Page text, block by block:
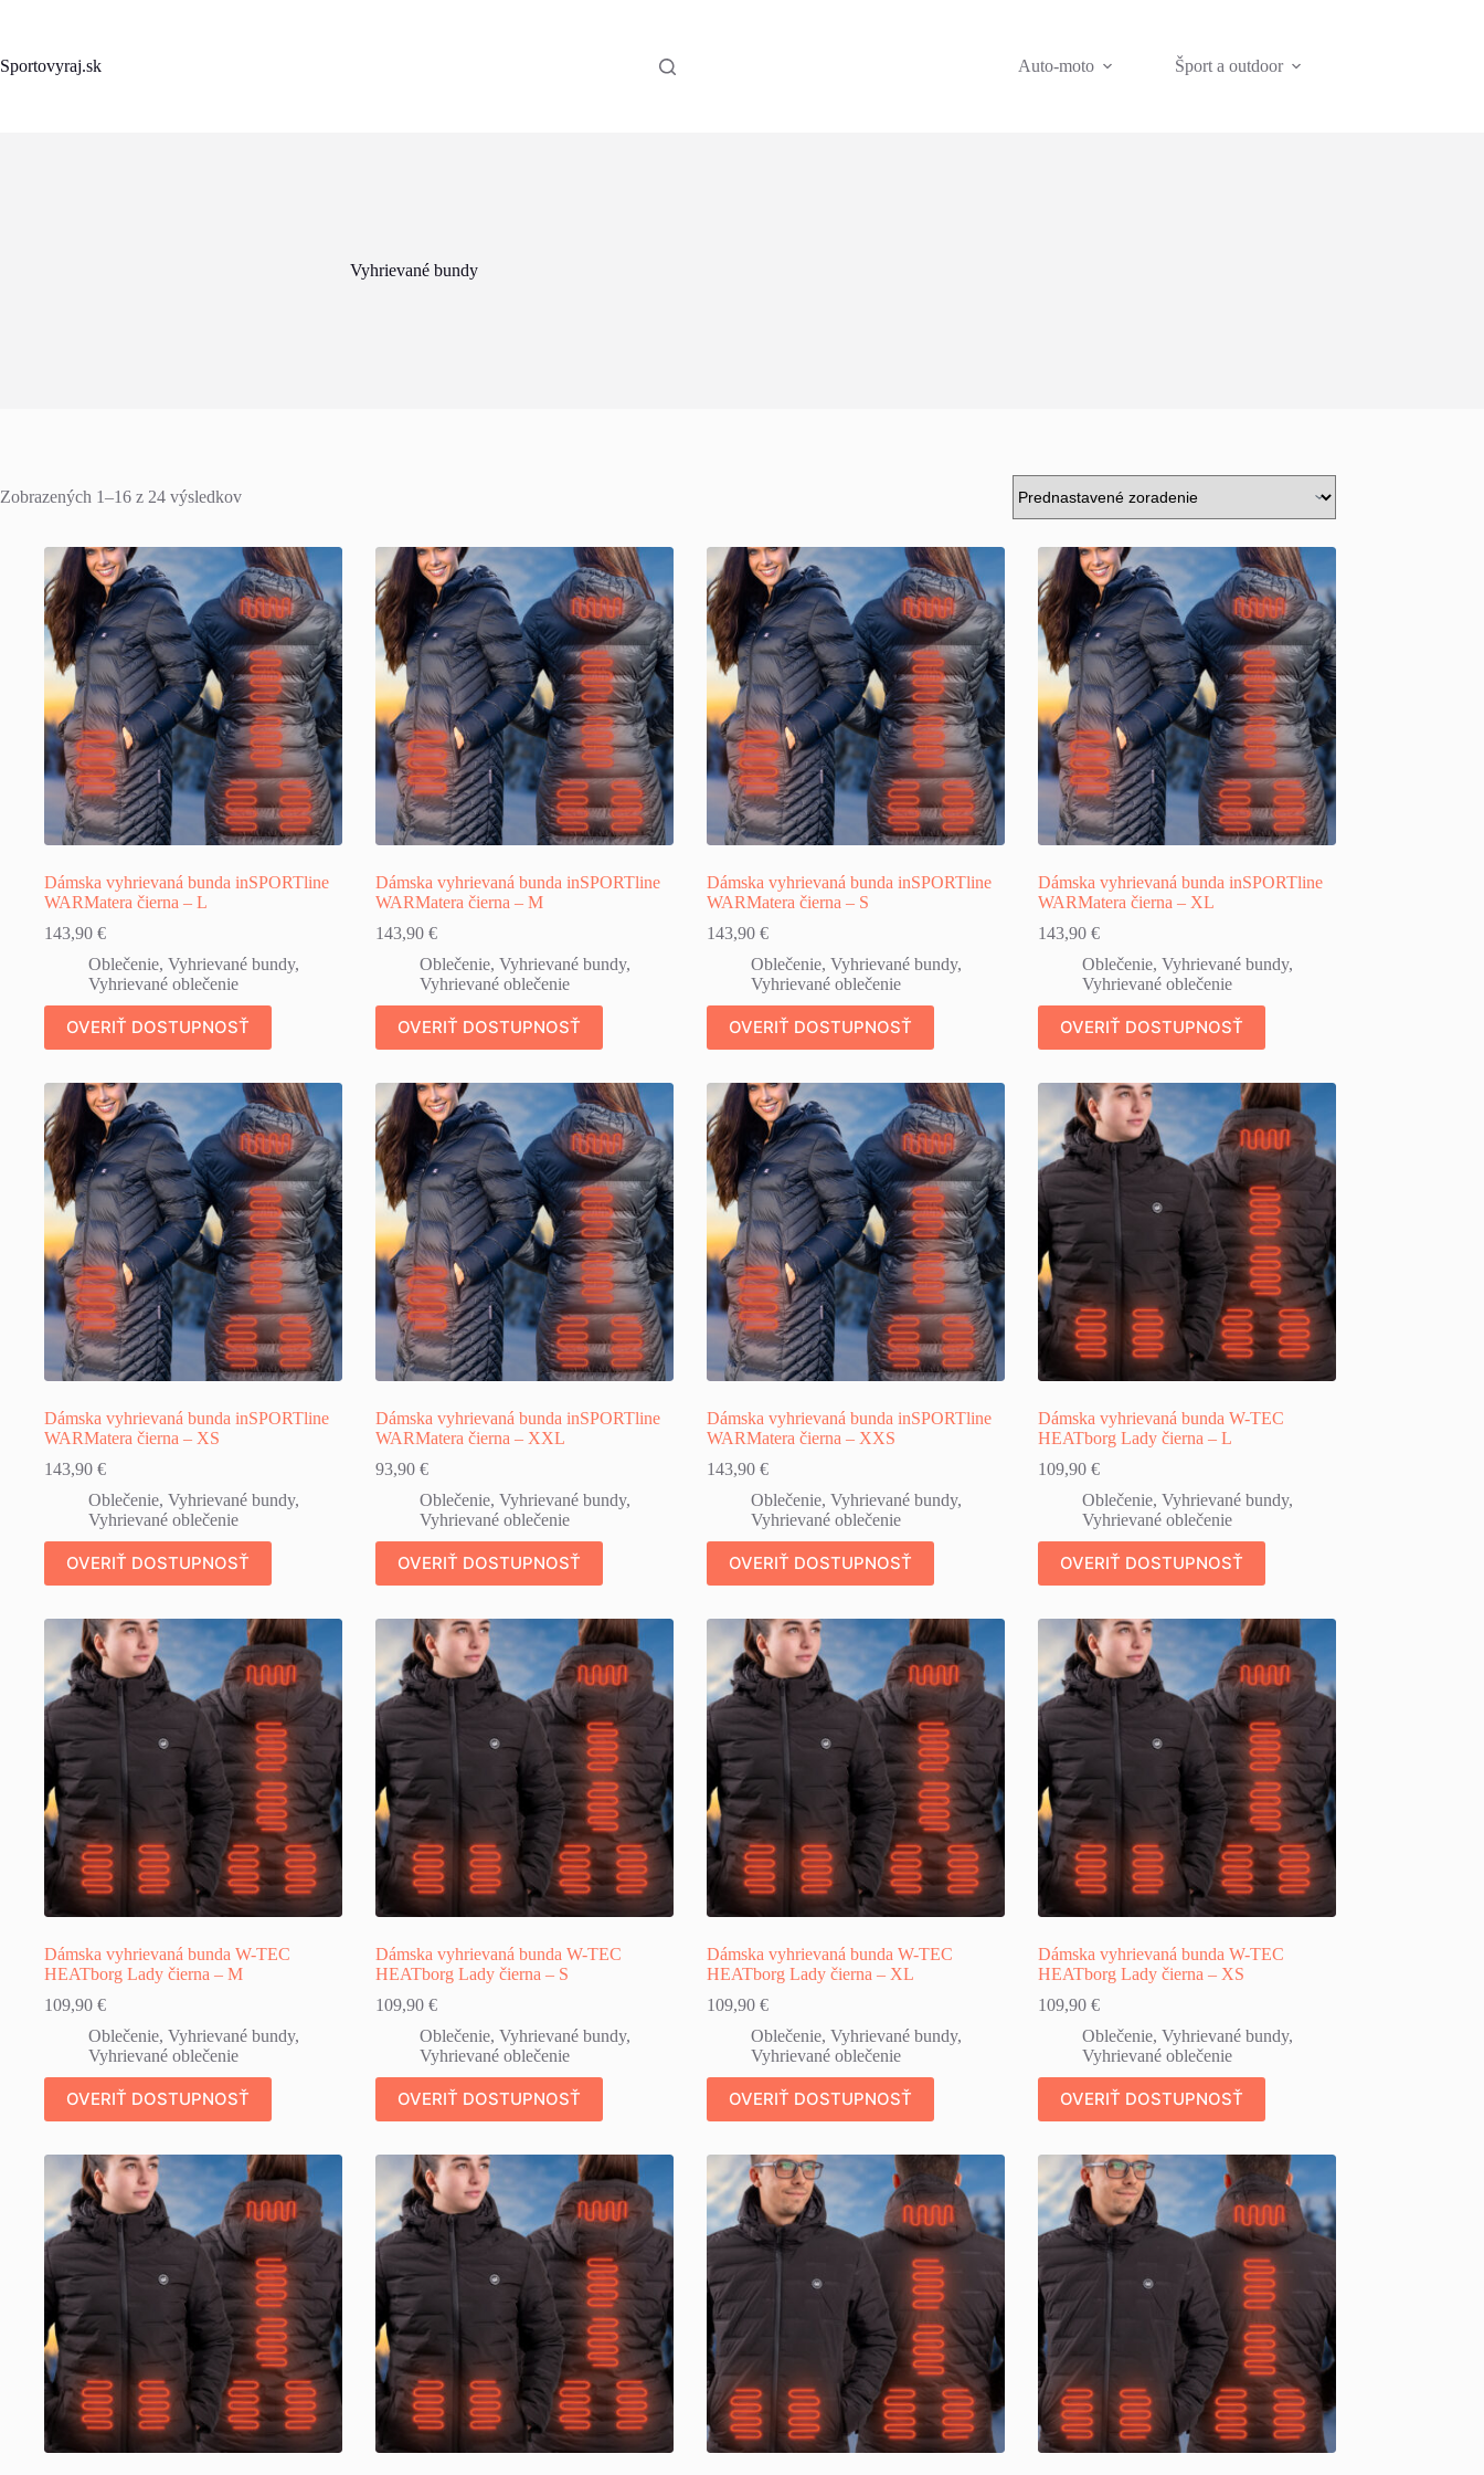
Sportovyraj.sk
Auto-moto Šport a outdoor
Vyhrievané bundy
Zobrazených 1–16 z 24 výsledkov
Dámska vyhrievaná bunda inSPORTline
WARMatera čierna – L
143,90 €
Oblečenie, Vyhrievané bundy,
Vyhrievané oblečenie
OVERIŤ DOSTUPNOSŤ
Dámska vyhrievaná bunda inSPORTline
WARMatera čierna – M
143,90 €
Oblečenie, Vyhrievané bundy,
Vyhrievané oblečenie
OVERIŤ DOSTUPNOSŤ
Dámska vyhrievaná bunda inSPORTline
WARMatera čierna – S
143,90 €
Oblečenie, Vyhrievané bundy,
Vyhrievané oblečenie
OVERIŤ DOSTUPNOSŤ
Dámska vyhrievaná bunda inSPORTline
WARMatera čierna – XL
143,90 €
Oblečenie, Vyhrievané bundy,
Vyhrievané oblečenie
OVERIŤ DOSTUPNOSŤ
Dámska vyhrievaná bunda inSPORTline
WARMatera čierna – XS
143,90 €
Oblečenie, Vyhrievané bundy,
Vyhrievané oblečenie
OVERIŤ DOSTUPNOSŤ
Dámska vyhrievaná bunda inSPORTline
WARMatera čierna – XXL
93,90 €
Oblečenie, Vyhrievané bundy,
Vyhrievané oblečenie
OVERIŤ DOSTUPNOSŤ
Dámska vyhrievaná bunda inSPORTline
WARMatera čierna – XXS
143,90 €
Oblečenie, Vyhrievané bundy,
Vyhrievané oblečenie
OVERIŤ DOSTUPNOSŤ
Dámska vyhrievaná bunda W-TEC
HEATborg Lady čierna – L
109,90 €
Oblečenie, Vyhrievané bundy,
Vyhrievané oblečenie
OVERIŤ DOSTUPNOSŤ
Dámska vyhrievaná bunda W-TEC
HEATborg Lady čierna – M
109,90 €
Oblečenie, Vyhrievané bundy,
Vyhrievané oblečenie
OVERIŤ DOSTUPNOSŤ
Dámska vyhrievaná bunda W-TEC
HEATborg Lady čierna – S
109,90 €
Oblečenie, Vyhrievané bundy,
Vyhrievané oblečenie
OVERIŤ DOSTUPNOSŤ
Dámska vyhrievaná bunda W-TEC
HEATborg Lady čierna – XL
109,90 €
Oblečenie, Vyhrievané bundy,
Vyhrievané oblečenie
OVERIŤ DOSTUPNOSŤ
Dámska vyhrievaná bunda W-TEC
HEATborg Lady čierna – XS
109,90 €
Oblečenie, Vyhrievané bundy,
Vyhrievané oblečenie
OVERIŤ DOSTUPNOSŤ